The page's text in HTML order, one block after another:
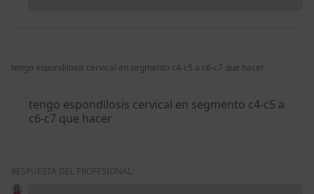
tengo espondilosis cervical en segmento c4-c5 a c6-c7 que hacer
tengo espondilosis cervical en segmento c4-c5 a
c6-c7 que hacer
RESPUESTA DEL PROFESIONAL: